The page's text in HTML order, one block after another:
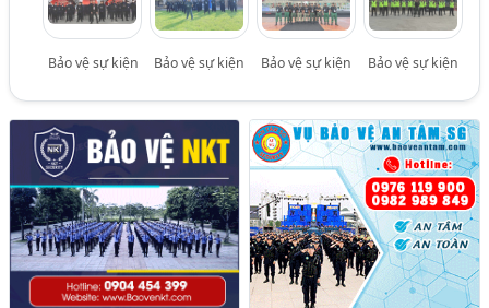
Bảo vệ sự kiện Bảo vệ sự kiện Bảo vệ sự kiện Bảo vệ sự kiện